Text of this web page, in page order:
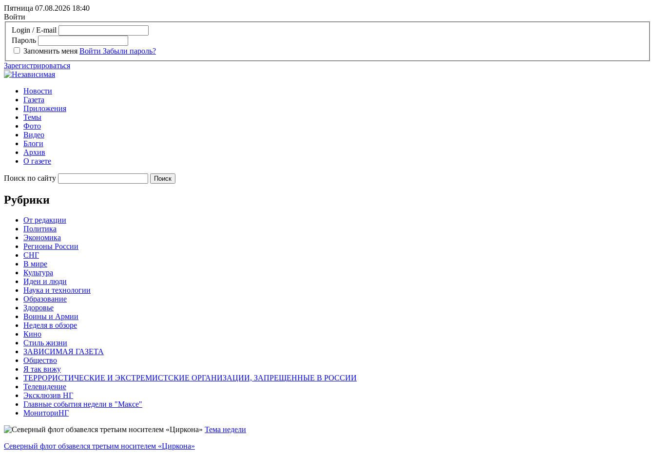
Пятница 07.08.2026 18:40
Войти
Login / E-mail
Пароль
Запомнить меня Войти Забыли пароль?
Зарегистрироваться
Новости
Газета
Приложения
Темы
Фото
Видео
Блоги
Архив
О газете
Поиск по сайту
Рубрики
От редакции
Политика
Экономика
Регионы России
СНГ
В мире
Культура
Идеи и люди
Наука и технологии
Образование
Здоровье
Воины и Армии
Неделя в обзоре
Кино
Стиль жизни
ЗАВИСИМАЯ ГАЗЕТА
Общество
Я так вижу
ТЕРРОРИСТИЧЕСКИЕ И ЭКСТРЕМИСТСКИЕ ОРГАНИЗАЦИИ, ЗАПРЕЩЕННЫЕ В РОССИИ
Телевидение
Эксклюзив НГ
Главные события недели в "Максе"
МониториНГ
Тема недели
Северный флот обзавелся третьим носителем «Циркона»